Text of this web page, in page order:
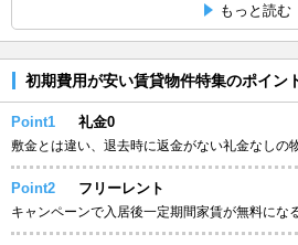
もっと読む
初期費用が安い賃貸物件特集のポイン
Point1 礼金0
敷金とは違い、退去時に返金がない礼金なしの
Point2 フリーレント
キャンペーンで入居後一定期間家賃が無料にな